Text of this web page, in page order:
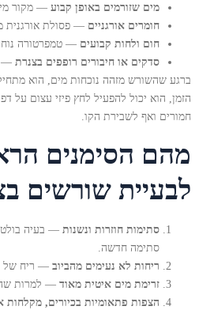
מים שזורמים באופן קבוע — מקור
חומרים אורגניים — פסולת אורגנית
חום ולחות קבועים — טמפרטורה
סדקים או חיבורים רופפים בצנרת —
ברגע שהשורש מזהה נוכחות מים, הוא
הזמן, הוא יכול להפעיל לחץ פיזי עצום על
חמורים ואף לשבירת הקו.
מהם הסימנים
לבעיית שורשים
סתימות חוזרות ונשנות — בעיה
סתימה חדשה.
ריחות לא נעימים מהביוב — ריח של
זרימת מים איטית מאוד — למרות
הצפות פתאומיות בכיורים, מקלחות